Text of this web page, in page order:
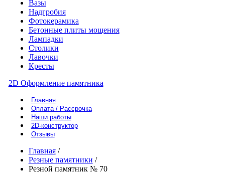
Вазы
Надгробия
Фотокерамика
Бетонные плиты мощения
Лампадки
Столики
Лавочки
Кресты
2D Оформление памятника
Главная
Оплата / Рассрочка
Наши работы
2D-конструктор
Отзывы
Главная /
Резные памятники /
Резной памятник № 70